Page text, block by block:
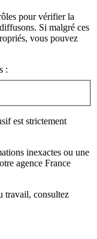
pour vérifier la
Si malgré ces
vous pouvez
:
est strictement
inexactes ou une
agence France
travail, consultez